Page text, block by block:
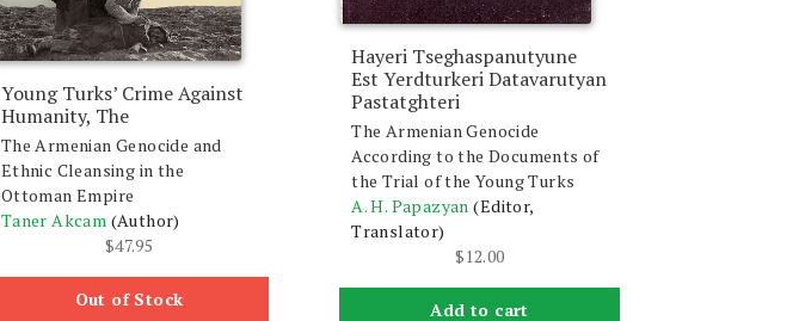
Young Turks’ Crime Against
Humanity, The
The Armenian Genocide and
Ethnic Cleansing in the
Ottoman Empire
Taner Akcam (Author)
$47.95
Out of Stock
Hayeri Tseghaspanutyune
Est Yerdturkeri Datavarutyan
Pastatghteri
The Armenian Genocide
According to the Documents of
the Trial of the Young Turks
A. H. Papazyan (Editor,
Translator)
$12.00
Add to cart